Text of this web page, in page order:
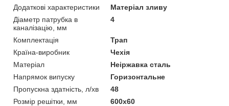
Додаткові характеристики
Матеріал зливу
Діаметр патрубка в
каналізацію, мм
4
Комплектація
Трап
Країна-виробник
Чехія
Матеріал
Неіржавка сталь
Напрямок випуску
Горизонтальне
Пропускна здатність, л/хв
48
Розмір решітки, мм
600х60